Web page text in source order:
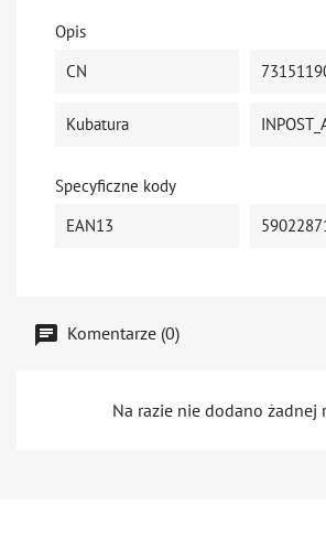
Opis
CN
Kubatura
Specyficzne kody
EAN13
Komentarze (0)
Na razie nie dodano żadnej